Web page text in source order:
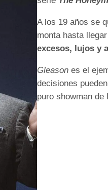
A los 19 años se
monta hasta
excesos, lujos y
Gleason es el
decisiones
puro showman de